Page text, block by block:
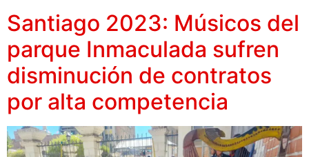
Santiago 2023: Músicos del
parque Inmaculada sufren
disminución de contratos
por alta competencia